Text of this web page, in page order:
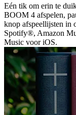
Eén tik om erin te
BOOM 4 afspelen,
knop afspeellijsten in
Spotify®, Amazon
Music voor iOS.